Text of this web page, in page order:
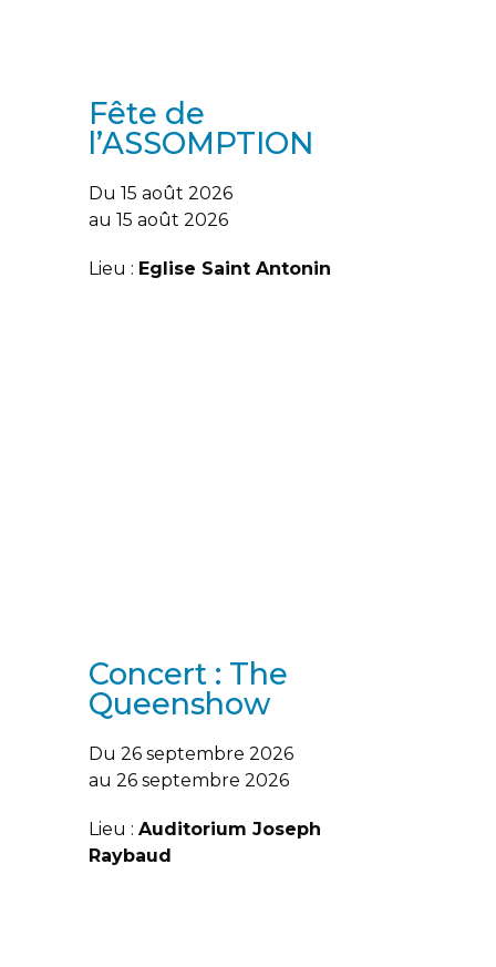
Fête de
l’ASSOMPTION
Du 15 août 2026
au 15 août 2026
Lieu : Eglise Saint Antonin
Concert : The
Queenshow
Du 26 septembre 2026
au 26 septembre 2026
Lieu : Auditorium Joseph
Raybaud